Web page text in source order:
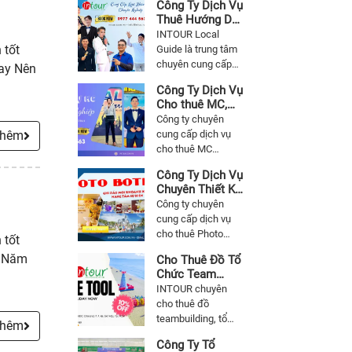
tốt
Nên
tốt
Công Ty Dịch Vụ
Thuê Hướng Dẫn
Viên Du Lịch
Chuyên Nghiệp
Tại Bình Dương
INTOUR Local
Guide là trung tâm
chuyên cung cấp
hướng dẫn viên du
lịch trong nước,
ngoài nước,
inbound, outbound,
chuyên nghiệp, tất
cả hướng dẫn viên
đều có thẻ hành
nghề tại Bình
Dương.
Công Ty Dịch Vụ
Cho thuê MC,
Cung Cấp MC
Chuyên Nghiệp
Uy Tín Tại Bình
Công ty chuyên
cung cấp dịch vụ
cho thuê MC
Bình Dương là dịch
vụ MC bao gồm
những người dẫn
chương trình
chuyên nghiệp. Cho
thuê MC Team
Building, MC Lửa
Trại, MC Gala
Dinner..toàn quốc.
Tổng đài hỗ trợ tư
vấn miễn phí 084 72
72 772
Công Ty Dịch Vụ
Chuyên Thiết Kế
Và Thi Công
Photo Booth Sự
Kiện Tại Bình
Công ty chuyên
cung cấp dịch vụ
cho thuê Photo
chuyên nghiệp tại
Bình Dương là dịch
vụ Photo Booth bao
gồm thiết kế, thi
công các hạng mục
của Photo Booth với
Cho Thuê Đồ Tổ
Chức Team
Building - Sự
Kiện Bình Dương
INTOUR chuyên
cho thuê đồ
teambuilding, tổ
tốt, sản phẩm đa
Công Ty Tổ